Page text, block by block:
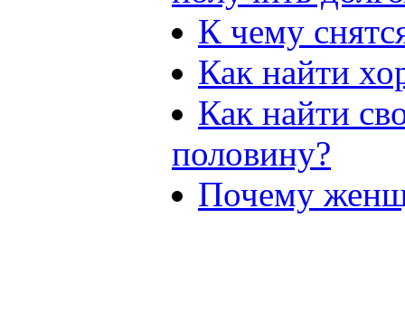
К чему
Как найти
Как найти
половину?
Почему